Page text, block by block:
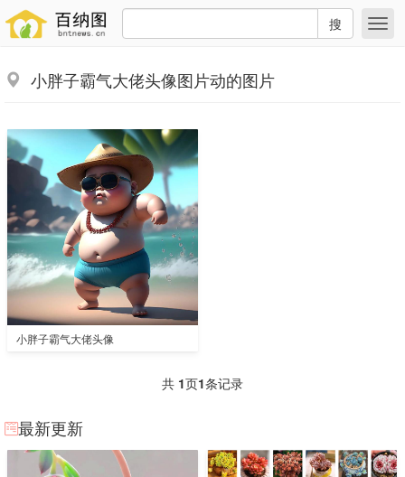
搜
小胖子霸气大佬头像图片动的图片
小胖子霸气大佬头像
共 1页1条记录
最新更新